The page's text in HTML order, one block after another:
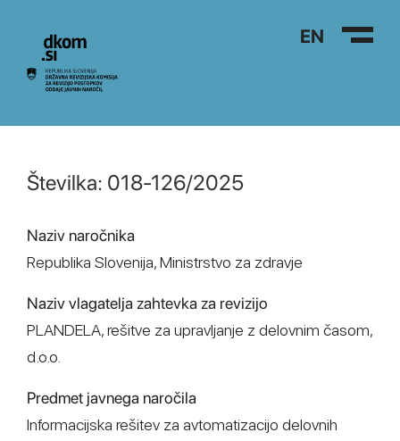
Na vsebino EN
Številka: 018-126/2025
Naziv naročnika
Republika Slovenija, Ministrstvo za zdravje
Naziv vlagatelja zahtevka za revizijo
PLANDELA, rešitve za upravljanje z delovnim časom,
d.o.o.
Predmet javnega naročila
Informacijska rešitev za avtomatizacijo delovnih